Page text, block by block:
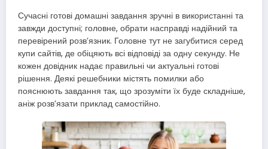
Сучасні готові домашні завдання зручні в використанні та
завжди доступні; головне, обрати насправді надійний та
перевірений розв’язник. Головне тут не загубитися серед
купи сайтів, де обіцяють всі відповіді за одну секунду. Не
кожен довідник надає правильні чи актуальні готові
рішення. Деякі решебники містять помилки або
пояснюють завдання так, що зрозуміти їх буде складніше,
аніж розв’язати приклад самостійно.